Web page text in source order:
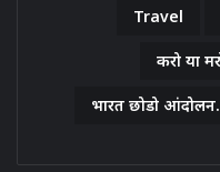
Travel
करो या
भारत छोडो